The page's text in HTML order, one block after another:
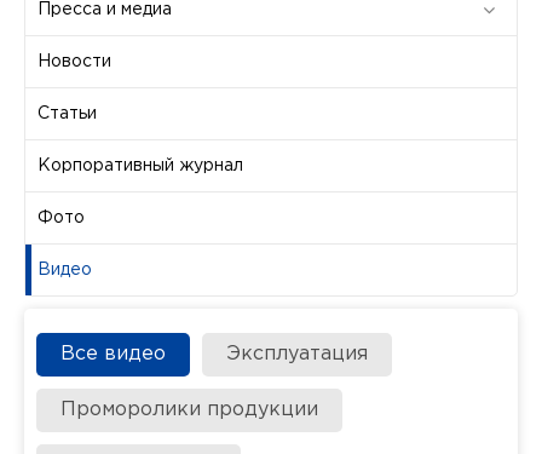
Пресса и медиа
Новости
Статьи
Корпоративный журнал
Фото
Видео
Все видео Эксплуатация
Проморолики продукции